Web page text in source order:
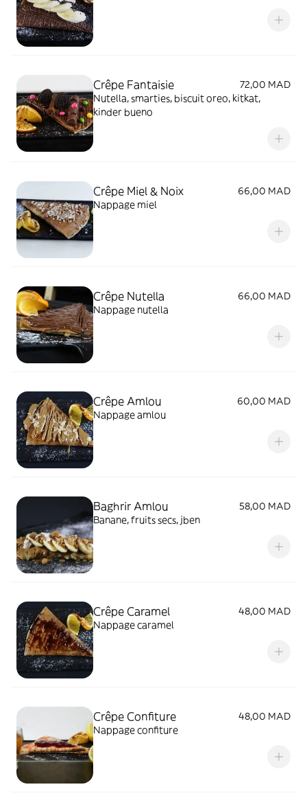
Crêpe Fantaisie
72,00 MAD
Nutella, smarties, biscuit oreo, kitkat,
kinder bueno
Crêpe Miel & Noix
66,00 MAD
Nappage miel
Crêpe Nutella
66,00 MAD
Nappage nutella
Crêpe Amlou
60,00 MAD
Nappage amlou
Baghrir Amlou
58,00 MAD
Banane, fruits secs, jben
Crêpe Caramel
48,00 MAD
Nappage caramel
Crêpe Confiture
48,00 MAD
Nappage confiture